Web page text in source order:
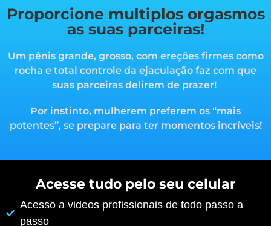
Proporcione multiplos orgasmos
as suas parceiras!
Um pênis grande, grosso, com ereções firmes como
rocha e total controle da ejaculação faz com que
suas parceiras delirem de prazer!
Por instinto, mulherem preferem os “mais
potentes”, se prepare para ter momentos incríveis!
Acesse tudo pelo seu celular
Acesso a videos profissionais de todo passo a
passo